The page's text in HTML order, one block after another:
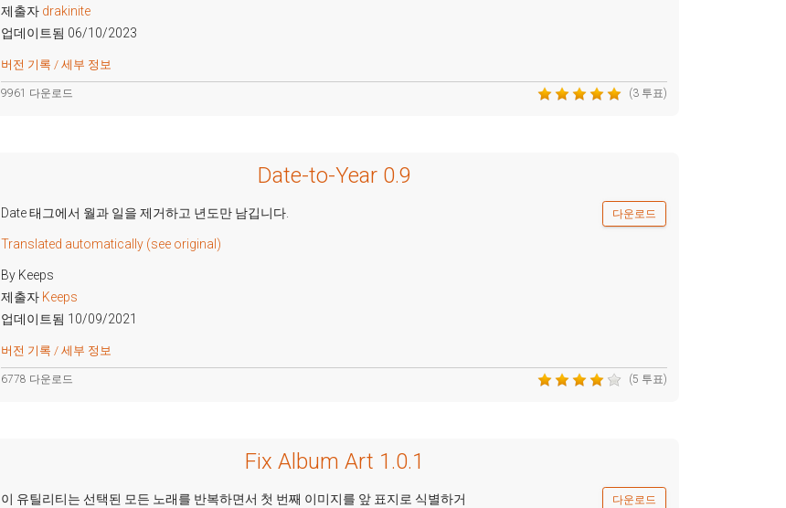
제출자 drakinite
업데이트됨 06/10/2023
버전 기록 / 세부 정보
(3 투표)
9961 다운로드
Date-to-Year 0.9
다운로드
Date 태그에서 월과 일을 제거하고 년도만 남깁니다.
Translated automatically (see original)
By Keeps
제출자 Keeps
업데이트됨 10/09/2021
버전 기록 / 세부 정보
(5 투표)
6778 다운로드
Fix Album Art 1.0.1
다운로드
이 유틸리티는 선택된 모든 노래를 반복하면서 첫 번째 이미지를 앞 표지로 식별하거